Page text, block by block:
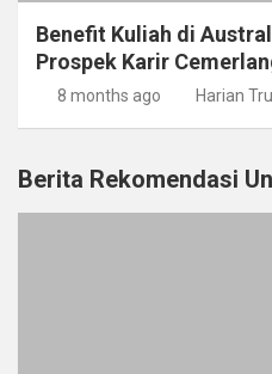
Benefit Kuliah di
Prospek Karir
8 months ago Harian
Berita Rekomendasi